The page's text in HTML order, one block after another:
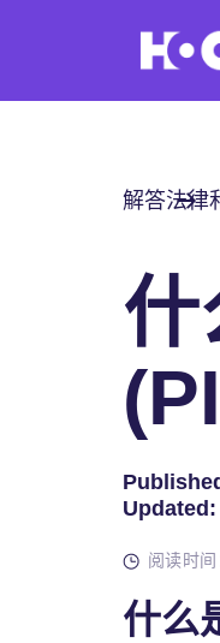
解答法律
什
Updated:
阅读时
什么